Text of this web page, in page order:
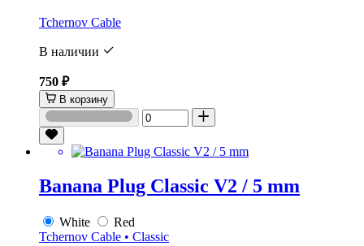
Tchernov Cable
В наличии
750 ₽
В корзину
Banana Plug Classic V2 / 5 mm
White
Red
Tchernov Cable • Classic